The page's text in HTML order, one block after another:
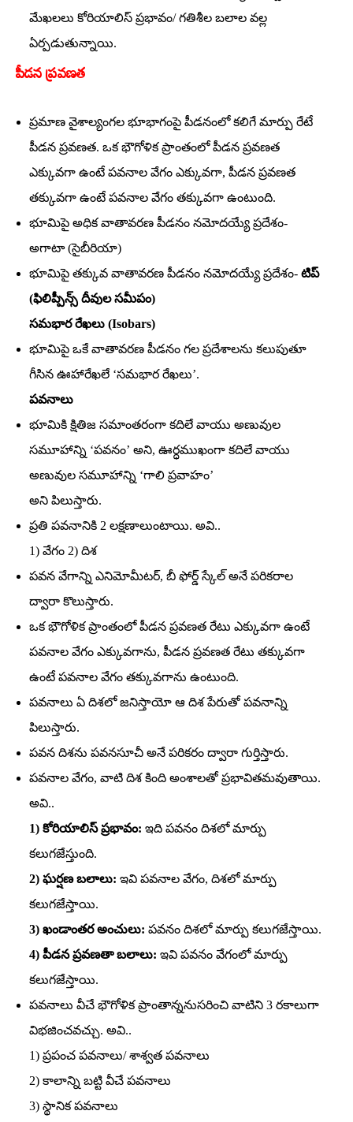
మేఖలలు కోరియాలిస్‌ ప్రభావం/ గతిశీల బలాల వల్ల
ఏర్పడుతున్నాయి.
పీడ‌న ప్రవ‌ణ‌త‌
ప్రమాణ వైశాల్యంగల భూభాగంపై పీడనంలో కలిగే మార్పు రేటే
పీడన ప్రవణత. ఒక భౌగోళిక ప్రాంతంలో పీడన ప్రవణత
ఎక్కువగా ఉంటే పవనాల వేగం ఎక్కువగా, పీడన ప్రవణత
తక్కువగా ఉంటే పవనాల వేగం తక్కువగా ఉంటుంది.
భూమిపై అధిక వాతావరణ పీడనం నమోదయ్యే ప్రదేశం-
అగాటా (సైబీరియా)
భూమిపై తక్కువ వాతావరణ పీడనం నమోదయ్యే ప్రదేశం- టిప్‌
(ఫిలిప్పీన్స్‌ దీవుల సమీపం)
సమభార రేఖలు (Isobars)
భూమిపై ఒకే వాతావరణ పీడనం గల ప్రదేశాలను కలుపుతూ
గీసిన ఊహారేఖలే ‘సమభార రేఖలు’.
పవనాలు
భూమికి క్షితిజ సమాంతరంగా కదిలే వాయు అణువుల
సమూహాన్ని ‘పవనం’ అని, ఊర్ధముఖంగా కదిలే వాయు
అణువుల సమూహాన్ని ‘గాలి ప్రవాహం’
అని పిలుస్తారు.
ప్రతి పవనానికి 2 లక్షణాలుంటాయి. అవి..
1) వేగం 2) దిశ
పవన వేగాన్ని ఎనిమోమీటర్‌, బీ ఫోర్డ్‌ స్కేల్‌ అనే పరికరాల
ద్వారా కొలుస్తారు.
ఒక భౌగోళిక ప్రాంతంలో పీడన ప్రవణత రేటు ఎక్కువగా ఉంటే
పవనాల వేగం ఎక్కువగాను, పీడన ప్రవణత రేటు తక్కువగా
ఉంటే పవనాల వేగం తక్కువగాను ఉంటుంది.
పవనాలు ఏ దిశలో జనిస్తాయో ఆ దిశ పేరుతో పవనాన్ని
పిలుస్తారు.
పవన దిశను పవనసూచీ అనే పరికరం ద్వారా గుర్తిస్తారు.
పవనాల వేగం, వాటి దిశ కింది అంశాలతో ప్రభావితమవుతాయి.
అవి..
1) కోరియాలిస్‌ ప్రభావం: ఇది పవనం దిశలో మార్పు
కలుగజేస్తుంది.
2) ఘర్షణ బలాలు: ఇవి పవనాల వేగం, దిశలో మార్పు
కలుగజేస్తాయి.
3) ఖండాంతర అంచులు: పవనం దిశలో మార్పు కలుగజేస్తాయి.
4) పీడన ప్రవణతా బలాలు: ఇవి పవనం వేగంలో మార్పు
కలుగజేస్తాయి.
పవనాలు వీచే భౌగోళిక ప్రాంతాన్ననుసరించి వాటిని 3 రకాలుగా
విభజించవచ్చు. అవి..
1) ప్రపంచ పవనాలు/ శాశ్వత పవనాలు
2) కాలాన్ని బట్టి వీచే పవనాలు
3) స్థానిక పవనాలు